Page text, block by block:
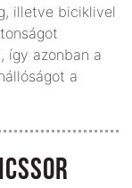
illetve biciklivel
így azonban a
a